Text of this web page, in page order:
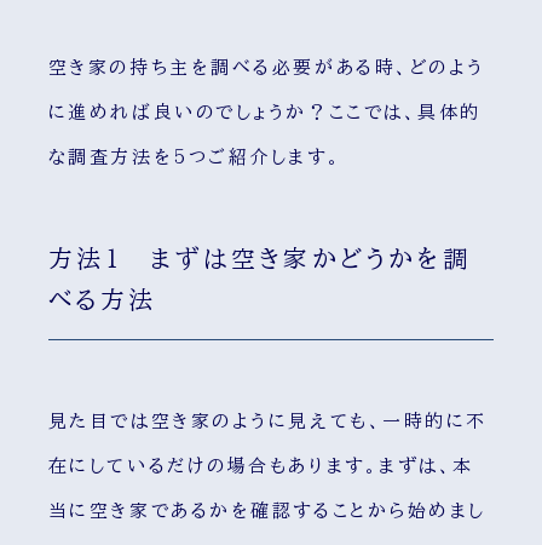
空き家の持ち主を調べる必要がある時、どのよう
に進めれば良いのでしょうか？ここでは、具体的
な調査方法を5つご紹介します。
方法1 まずは空き家かどうかを調
べる方法
見た目では空き家のように見えても、一時的に不
在にしているだけの場合もあります。まずは、本
当に空き家であるかを確認することから始めまし